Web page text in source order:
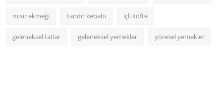
mısır ekmeği tandır kebabı içli köfte
geleneksel tatlar geleneksel yemekler yöresel yemekler